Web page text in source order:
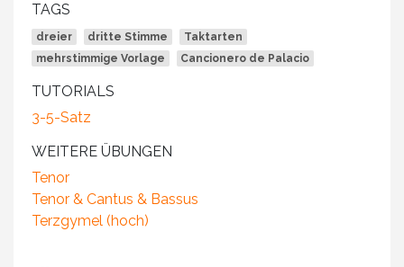
TAGS
dreier dritte Stimme
Taktarten
mehrstimmige Vorlage
Cancionero de Palacio
TUTORIALS
3-5-Satz
WEITERE ÜBUNGEN
Tenor
Tenor & Cantus & Bassus
Terzgymel (hoch)